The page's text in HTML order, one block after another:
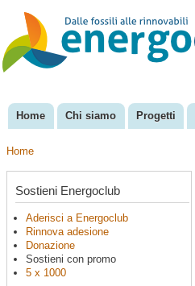
EnergoClub
per la
riconversione
del sistema
Menu principale
Home Chi siamo Progetti
Home
Sostieni Energoclub
Aderisci a Energoclub
Rinnova adesione
Donazione
Sostieni con promo
5 x 1000